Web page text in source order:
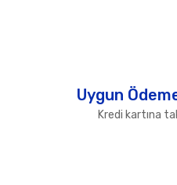
Uygun
Kredi kartına